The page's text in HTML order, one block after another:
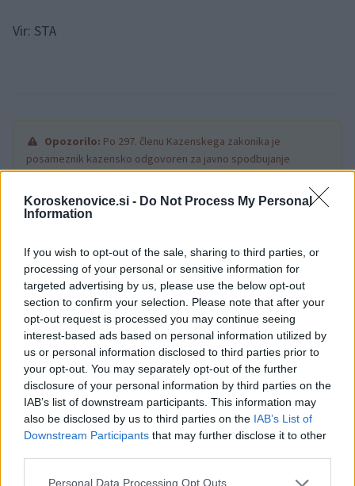
Koroskenovice.si - Do Not Process My Personal
Information
If you wish to opt-out of the sale, sharing to third parties, or
processing of your personal or sensitive information for
targeted advertising by us, please use the below opt-out
section to confirm your selection. Please note that after your
opt-out request is processed you may continue seeing
interest-based ads based on personal information utilized by
us or personal information disclosed to third parties prior to
your opt-out. You may separately opt-out of the further
disclosure of your personal information by third parties on the
IAB’s list of downstream participants. This information may
also be disclosed by us to third parties on the IAB’s List of
Downstream Participants that may further disclose it to other
Please note that this website/app uses one or more Google
Personal Data Processing Opt Outs
Vir: STA
Opozorilo: Po 297. členu Kazenskega zakonika je
posameznik kazensko odgovoren za javno spodbujanje
sovraštva, nasilja ali nestrpnosti. Komentarji z žaljivimi,
rasističnimi, diskriminatornimi ali nezakonitimi vsebinami bodo
odstranjeni. Pravila komentiranja →
Failed to fetch
Občine: Ravne na Koroškem
Kategorije: Novice Novice
Ključne besede: banke
refinanciranje
sij ravne
Skupina SIJ